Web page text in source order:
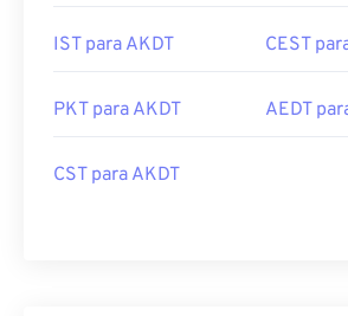
IST para AKDT CEST
PKT para AKDT AEDT
CST para AKDT